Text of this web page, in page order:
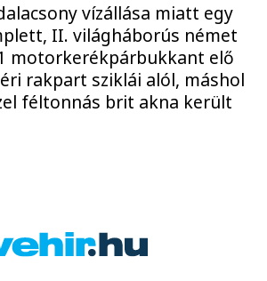
vízállása miatt egy
II. világháborús német
motorkerékpárbukkant elő
rakpart sziklái alól, máshol
féltonnás brit akna került